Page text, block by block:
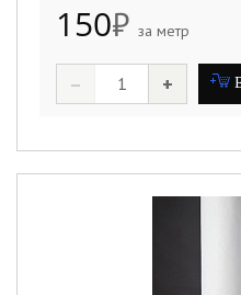
150₽ за метр
– +